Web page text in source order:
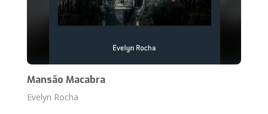
Mansão Macabra
Evelyn Rocha